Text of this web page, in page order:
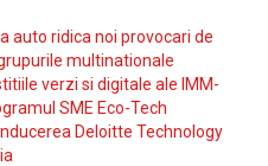
auto ridica noi provocari de
multinationale
verzi si digitale ale IMM-
SME Eco-Tech
Deloitte Technology